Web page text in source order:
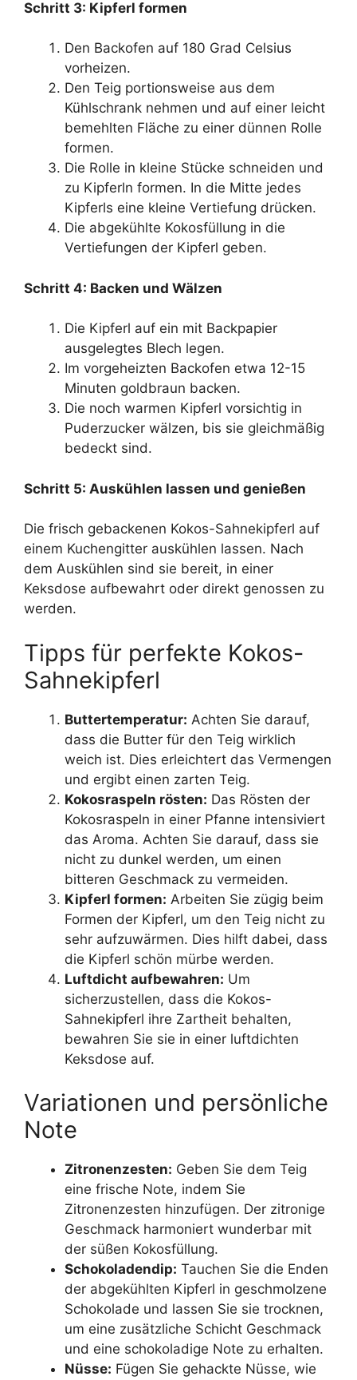
Schritt 3: Kipferl formen
Den Backofen auf 180 Grad Celsius
vorheizen.
Den Teig portionsweise aus dem
Kühlschrank nehmen und auf einer leicht
bemehlten Fläche zu einer dünnen Rolle
formen.
Die Rolle in kleine Stücke schneiden und
zu Kipferln formen. In die Mitte jedes
Kipferls eine kleine Vertiefung drücken.
Die abgekühlte Kokosfüllung in die
Vertiefungen der Kipferl geben.
Schritt 4: Backen und Wälzen
Die Kipferl auf ein mit Backpapier
ausgelegtes Blech legen.
Im vorgeheizten Backofen etwa 12-15
Minuten goldbraun backen.
Die noch warmen Kipferl vorsichtig in
Puderzucker wälzen, bis sie gleichmäßig
bedeckt sind.
Schritt 5: Auskühlen lassen und genießen
Die frisch gebackenen Kokos-Sahnekipferl auf
einem Kuchengitter auskühlen lassen. Nach
dem Auskühlen sind sie bereit, in einer
Keksdose aufbewahrt oder direkt genossen zu
werden.
Tipps für perfekte Kokos-
Sahnekipferl
Buttertemperatur: Achten Sie darauf,
dass die Butter für den Teig wirklich
weich ist. Dies erleichtert das Vermengen
und ergibt einen zarten Teig.
Kokosraspeln rösten: Das Rösten der
Kokosraspeln in einer Pfanne intensiviert
das Aroma. Achten Sie darauf, dass sie
nicht zu dunkel werden, um einen
bitteren Geschmack zu vermeiden.
Kipferl formen: Arbeiten Sie zügig beim
Formen der Kipferl, um den Teig nicht zu
sehr aufzuwärmen. Dies hilft dabei, dass
die Kipferl schön mürbe werden.
Luftdicht aufbewahren: Um
sicherzustellen, dass die Kokos-
Sahnekipferl ihre Zartheit behalten,
bewahren Sie sie in einer luftdichten
Keksdose auf.
Variationen und persönliche
Note
Zitronenzesten: Geben Sie dem Teig
eine frische Note, indem Sie
Zitronenzesten hinzufügen. Der zitronige
Geschmack harmoniert wunderbar mit
der süßen Kokosfüllung.
Schokoladendip: Tauchen Sie die Enden
der abgekühlten Kipferl in geschmolzene
Schokolade und lassen Sie sie trocknen,
um eine zusätzliche Schicht Geschmack
und eine schokoladige Note zu erhalten.
Nüsse: Fügen Sie gehackte Nüsse, wie